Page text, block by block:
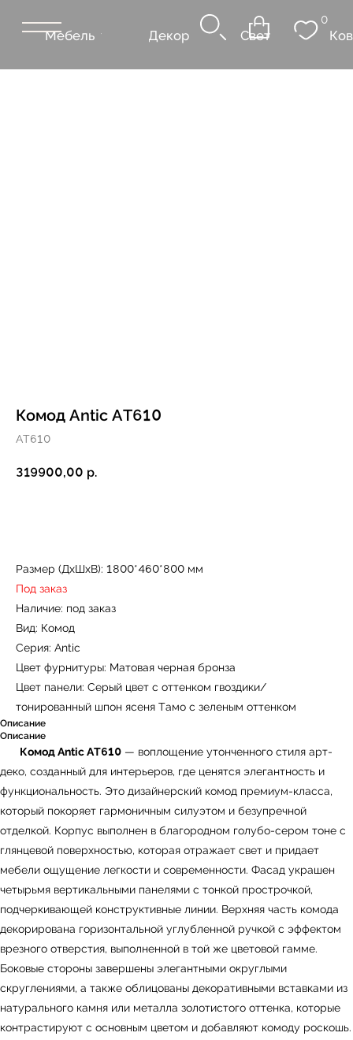
Мебель Ковры
Комод Antic AT610
AT610
319900,00 р.
Размер (ДxШxВ): 1800*460*800 мм
Под заказ
Наличие: под заказ
Вид: Комод
Серия: Antic
Цвет фурнитуры: Матовая черная бронза
Цвет панели: Серый цвет с оттенком гвоздики/
тонированный шпон ясеня Тамо с зеленым оттенком
Описание
Описание
Комод Antic AT610 — воплощение утонченного стиля арт-
деко, созданный для интерьеров, где ценятся элегантность и
функциональность. Это дизайнерский комод премиум-класса,
который покоряет гармоничным силуэтом и безупречной
отделкой. Корпус выполнен в благородном голубо-сером тоне с
глянцевой поверхностью, которая отражает свет и придает
мебели ощущение легкости и современности. Фасад украшен
четырьмя вертикальными панелями с тонкой прострочкой,
подчеркивающей конструктивные линии. Верхняя часть комода
декорирована горизонтальной углубленной ручкой с эффектом
врезного отверстия, выполненной в той же цветовой гамме.
Боковые стороны завершены элегантными округлыми
скруглениями, а также облицованы декоративными вставками из
натурального камня или металла золотистого оттенка, которые
контрастируют с основным цветом и добавляют комоду роскошь.